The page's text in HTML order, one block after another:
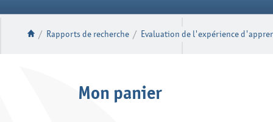
/ Rapports de recherche / Evaluation de l'expérience
Mon panier